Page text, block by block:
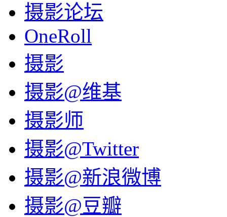
摄影论坛
OneRoll
摄影
摄影@维基
摄影师
摄影@Twitter
摄影@新浪微博
摄影@豆瓣